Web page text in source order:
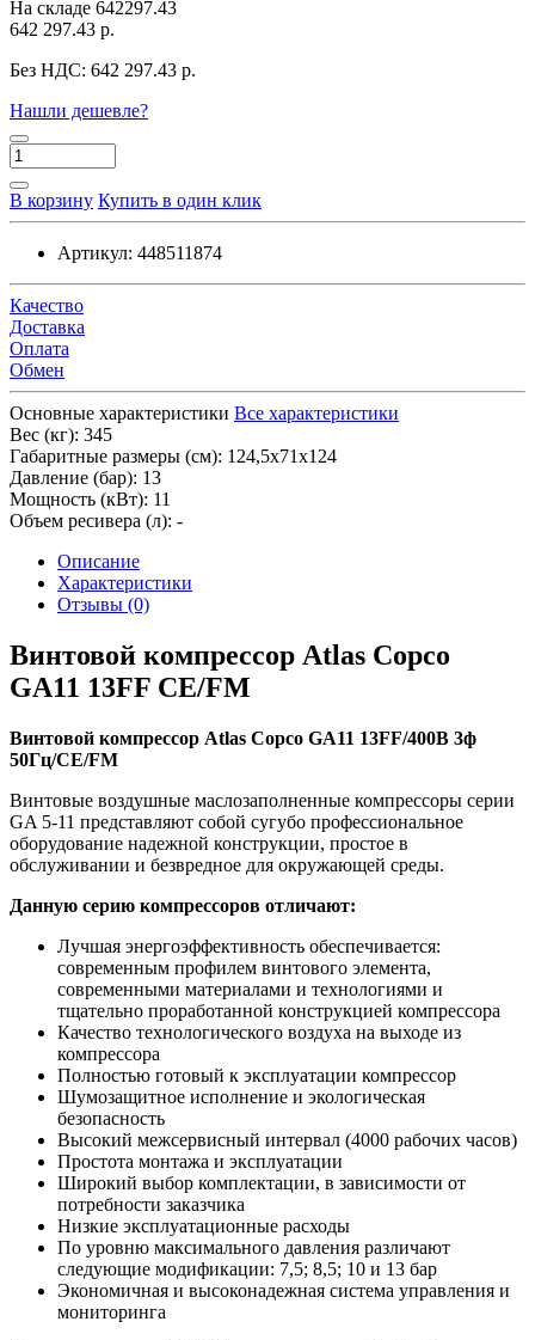
На складе 642297.43
642 297.43 р.
Без НДС: 642 297.43 р.
Нашли дешевле?
В корзину Купить в один клик
Артикул: 448511874
Качество
Доставка
Оплата
Обмен
Основные характеристики Все характеристики
Вес (кг): 345
Габаритные размеры (см): 124,5х71х124
Давление (бар): 13
Мощность (кВт): 11
Объем ресивера (л): -
Описание
Характеристики
Отзывы (0)
Винтовой компрессор Atlas Copco
GA11 13FF СЕ/FM
Винтовой компрессор Atlas Copco GA11 13FF/400В 3ф
50Гц/СЕ/FM
Винтовые воздушные маслозаполненные компрессоры серии
GA 5-11 представляют собой сугубо профессиональное
оборудование надежной конструкции, простое в
обслуживании и безвредное для окружающей среды.
Данную серию компрессоров отличают:
Лучшая энергоэффективность обеспечивается:
современным профилем винтового элемента,
современными материалами и технологиями и
тщательно проработанной конструкцией компрессора
Качество технологического воздуха на выходе из
компрессора
Полностью готовый к эксплуатации компрессор
Шумозащитное исполнение и экологическая
безопасность
Высокий межсервисный интервал (4000 рабочих часов)
Простота монтажа и эксплуатации
Широкий выбор комплектации, в зависимости от
потребности заказчика
Низкие эксплуатационные расходы
По уровню максимального давления различают
следующие модификации: 7,5; 8,5; 10 и 13 бар
Экономичная и высоконадежная система управления и
мониторинга